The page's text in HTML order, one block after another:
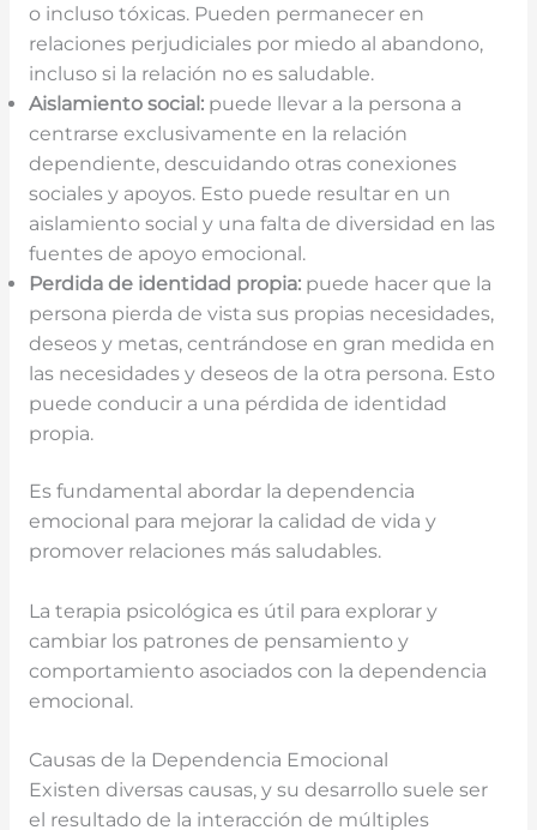
o incluso tóxicas. Pueden permanecer en
relaciones perjudiciales por miedo al abandono,
incluso si la relación no es saludable.
Aislamiento social:puede llevar a la persona a
centrarse exclusivamente en la relación
dependiente, descuidando otras conexiones
sociales y apoyos. Esto puede resultar en un
aislamiento social y una falta de diversidad en las
fuentes de apoyo emocional.
Perdida de identidad propia:puede hacer que la
persona pierda de vista sus propias necesidades,
deseos y metas, centrándose en gran medida en
las necesidades y deseos de la otra persona. Esto
puede conducir a una pérdida de identidad
propia.
Es fundamental abordar la dependencia
emocional para mejorar la calidad de vida y
promover relaciones más saludables.
La terapia psicológica es útil para explorar y
cambiar los patrones de pensamiento y
comportamiento asociados con la dependencia
emocional.
Causas de la Dependencia Emocional
Existen diversas causas, y su desarrollo suele ser
el resultado de la interacción de múltiples